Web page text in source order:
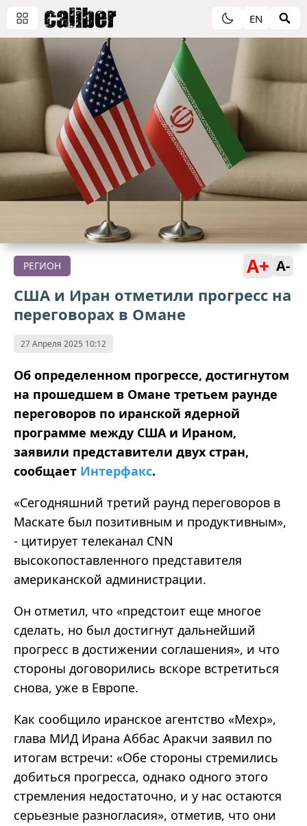
EN
РЕГИОН A+ A-
США и Иран отметили прогресс на
переговорах в Омане
27 Апреля 2025 10:12
Об определенном прогрессе, достигнутом
на прошедшем в Омане третьем раунде
переговоров по иранской ядерной
программе между США и Ираном,
заявили представители двух стран,
сообщает Интерфакс.
«Сегодняшний третий раунд переговоров в
Маскате был позитивным и продуктивным»,
- цитирует телеканал CNN
высокопоставленного представителя
американской администрации.
Он отметил, что «предстоит еще многое
сделать, но был достигнут дальнейший
прогресс в достижении соглашения», и что
стороны договорились вскоре встретиться
снова, уже в Европе.
Как сообщило иранское агентство «Мехр»,
глава МИД Ирана Аббас Аракчи заявил по
итогам встречи: «Обе стороны стремились
добиться прогресса, однако одного этого
стремления недостаточно, и у нас остаются
серьезные разногласия», отметив, что они